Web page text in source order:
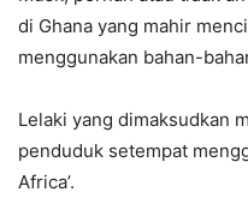
di Ghana yang mahir
menggunakan bahan-
Lelaki yang dimaksudkan
penduduk setempat
Africa’.